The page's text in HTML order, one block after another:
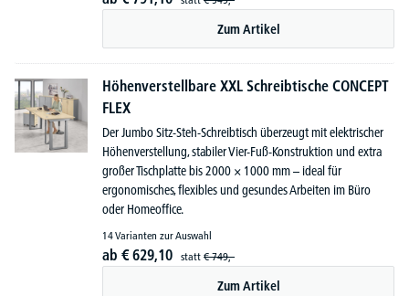
Zum Artikel
Höhenverstellbare XXL Schreibtische CONCEPT
FLEX
Der Jumbo Sitz-Steh-Schreibtisch überzeugt mit elektrischer
Höhenverstellung, stabiler Vier-Fuß-Konstruktion und extra
großer Tischplatte bis 2000 × 1000 mm – ideal für
ergonomisches, flexibles und gesundes Arbeiten im Büro
oder Homeoffice.
14 Varianten zur Auswahl
ab € 629,10 statt € 749,-
Zum Artikel